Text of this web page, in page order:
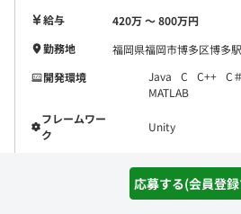
応募する(会員登
給与
420万 〜 800万円
勤務地
福岡県福岡市博多区博多
開発環境
Java C C++ C＃
MATLAB
フレームワー
ク
Unity
気になる(会員登録)